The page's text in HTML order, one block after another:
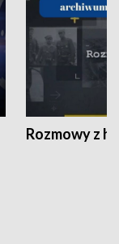
Rozmowy z